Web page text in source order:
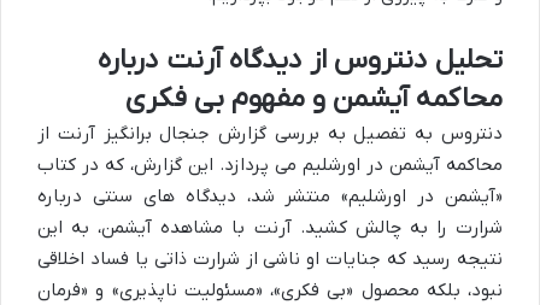
تحلیل دنتروس از دیدگاه آرنت درباره
محاکمه آیشمن و مفهوم بی فکری
دنتروس به تفصیل به بررسی گزارش جنجال برانگیز آرنت از
محاکمه آیشمن در اورشلیم می پردازد. این گزارش، که در کتاب
«آیشمن در اورشلیم» منتشر شد، دیدگاه های سنتی درباره
شرارت را به چالش کشید. آرنت با مشاهده آیشمن، به این
نتیجه رسید که جنایات او ناشی از شرارت ذاتی یا فساد اخلاقی
نبود، بلکه محصول «بی فکری»، «مسئولیت ناپذیری» و «فرمان